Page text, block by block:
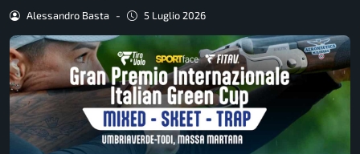
Alessandro Basta - 5 Luglio 2026